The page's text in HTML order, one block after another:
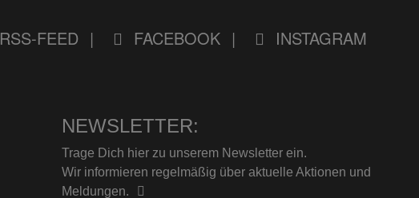
RSS-FEED FACEBOOK INSTAGRAM
NEWSLETTER:
Trage Dich hier zu unserem Newsletter ein.
Wir informieren regelmäßig über aktuelle Aktionen und
Meldungen.